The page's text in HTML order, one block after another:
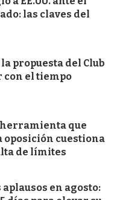
las claves del
propuesta del Club
con el tiempo
que
oposición cuestiona
de límites
en agosto: